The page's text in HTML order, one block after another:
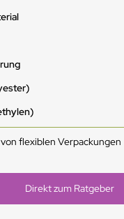
flexiblen Verpackungen
Direkt zum Ratgeber